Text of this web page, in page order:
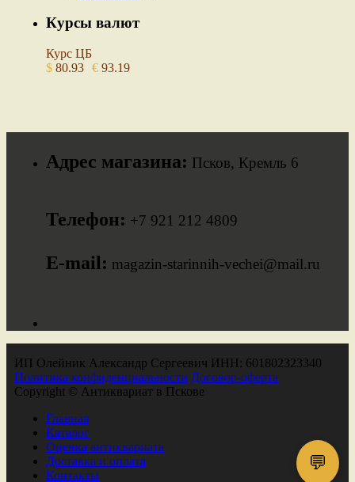
Курсы валют
Курс ЦБ
$ 80.93 € 93.19
Адрес магазина: Псков, Кремль 6
Телефон: +7 921 212 4809
E-mail: magazin-starinnih-vechei@mail.ru
💬
ИП Олейник Александр Сергеевич ИНН: 601802323340
Политика конфиденциальности Договор-оферта
Copyright © Антиквариат в Пскове
Главная
Каталог
Оценка антиквариата
Доставка и оплата
Контакты